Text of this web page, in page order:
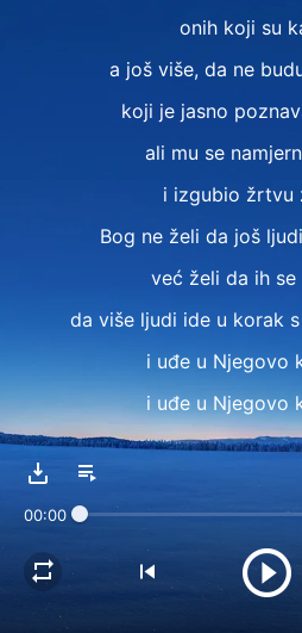
onih koji su
a još više, da ne
koji je jasno
ali mu se
i izgubio žrtvu
Bog ne želi da još
već želi da ih se
da više ljudi ide u korak
i uđe u Njegovo
i uđe u Njegovo
II
Bog postupa sa
koliki imaš
00:00